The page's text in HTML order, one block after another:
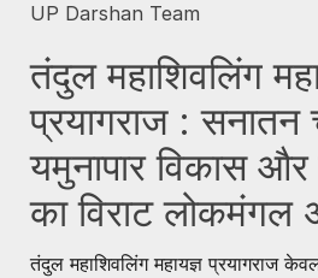
UP Darshan Team
तंदुल महाशिवलिंग
प्रयागराज : सनातन
यमुनापार विकास और
का विराट लोकमंगल
तंदुल महाशिवलिंग महायज्ञ प्रयागराज